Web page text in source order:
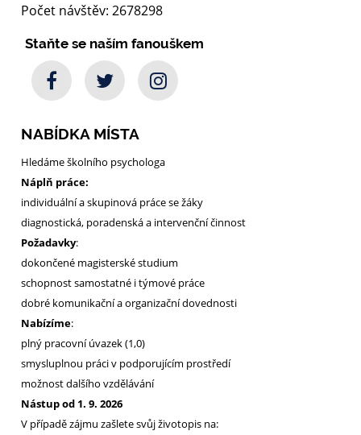
Počet návštěv: 2678298
Staňte se naším fanouškem
NABÍDKA MÍSTA
Hledáme školního psychologa
Náplň práce:
individuální a skupinová práce se žáky
diagnostická, poradenská a intervenční činnost
Požadavky:
dokončené magisterské studium
schopnost samostatné i týmové práce
dobré komunikační a organizační dovednosti
Nabízíme:
plný pracovní úvazek (1,0)
smysluplnou práci v podporujícím prostředí
možnost dalšího vzdělávání
Nástup od 1. 9. 2026
V případě zájmu zašlete svůj životopis na: